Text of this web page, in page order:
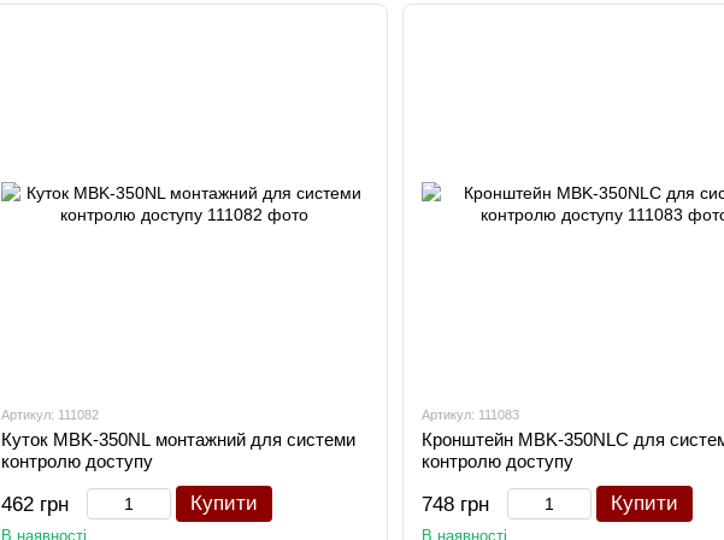
Артикул: 111082
Куток MBK-350NL монтажний для системи
контролю доступу
462 грн Купити
В наявності
Артикул: 111083
Кронштейн MBK-350NLC для
контролю доступу
748 грн Купити
В наявності